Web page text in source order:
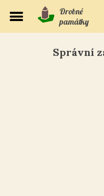
Drobné
památky
Správní